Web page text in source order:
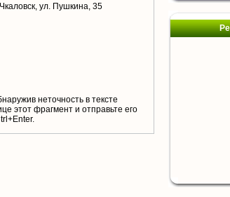
ул. Пушкина, 35
неточность в тексте
этот фрагмент и отправьте его